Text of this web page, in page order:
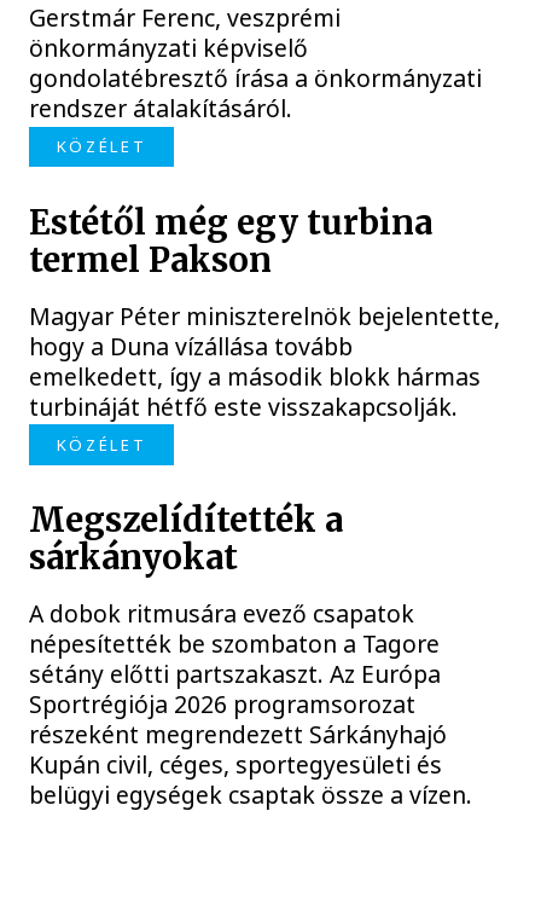
Gerstmár Ferenc, veszprémi
önkormányzati képviselő
gondolatébresztő írása a önkormányzati
rendszer átalakításáról.
KÖZÉLET
Estétől még egy turbina
termel Pakson
Magyar Péter miniszterelnök bejelentette,
hogy a Duna vízállása tovább
emelkedett, így a második blokk hármas
turbináját hétfő este visszakapcsolják.
KÖZÉLET
Megszelídítették a
sárkányokat
A dobok ritmusára evező csapatok
népesítették be szombaton a Tagore
sétány előtti partszakaszt. Az Európa
Sportrégiója 2026 programsorozat
részeként megrendezett Sárkányhajó
Kupán civil, céges, sportegyesületi és
belügyi egységek csaptak össze a vízen.